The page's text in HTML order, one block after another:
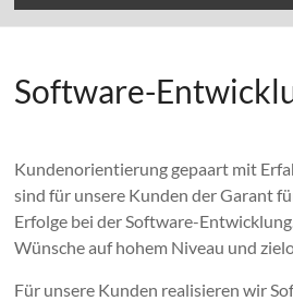
Software-
Kundenorientierung gepaart mit
sind für unsere Kunden der Garant
Erfolge bei der Software-
Wünsche auf hohem Niveau und
Für unsere Kunden realisieren wir